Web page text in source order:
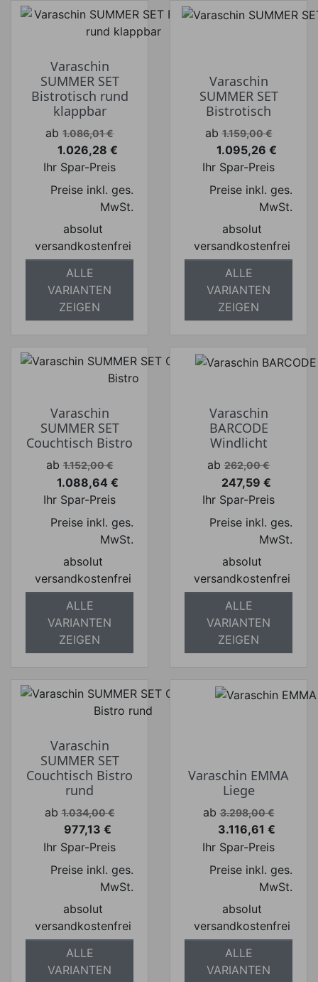
Varaschin
SUMMER SET
Bistrotisch rund
klappbar
Verkaufspreis
ab 1.086,01 €
Preis
1.026,28 €
Ihr Spar-Preis
Preise inkl. ges.
MwSt.
absolut
versandkostenfrei
ALLE
VARIANTEN
ZEIGEN
Varaschin
SUMMER SET
Bistrotisch
Verkaufspreis
ab 1.159,00 €
Preis
1.095,26 €
Ihr Spar-Preis
Preise inkl. ges.
MwSt.
absolut
versandkostenfrei
ALLE
VARIANTEN
ZEIGEN
Varaschin
SUMMER SET
Couchtisch Bistro
Verkaufspreis
ab 1.152,00 €
Preis
1.088,64 €
Ihr Spar-Preis
Preise inkl. ges.
MwSt.
absolut
versandkostenfrei
ALLE
VARIANTEN
ZEIGEN
Varaschin
BARCODE
Windlicht
Verkaufspreis
ab 262,00 €
Preis
247,59 €
Ihr Spar-Preis
Preise inkl. ges.
MwSt.
absolut
versandkostenfrei
ALLE
VARIANTEN
ZEIGEN
Varaschin
SUMMER SET
Couchtisch Bistro
rund
Verkaufspreis
ab 1.034,00 €
Preis
977,13 €
Ihr Spar-Preis
Preise inkl. ges.
MwSt.
absolut
versandkostenfrei
ALLE
VARIANTEN
Varaschin EMMA
Liege
Verkaufspreis
ab 3.298,00 €
Preis
3.116,61 €
Ihr Spar-Preis
Preise inkl. ges.
MwSt.
absolut
versandkostenfrei
ALLE
VARIANTEN